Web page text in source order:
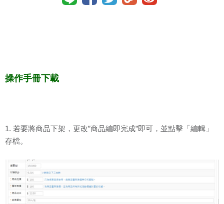
操作手冊下載
1. 若要將商品下架，更改”商品編即完成”即可，並點擊「編輯」
存檔。